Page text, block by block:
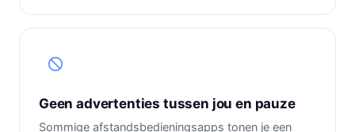
Geen advertenties tussen jou en pauze
Sommige afstandsbedieningsapps tonen je een